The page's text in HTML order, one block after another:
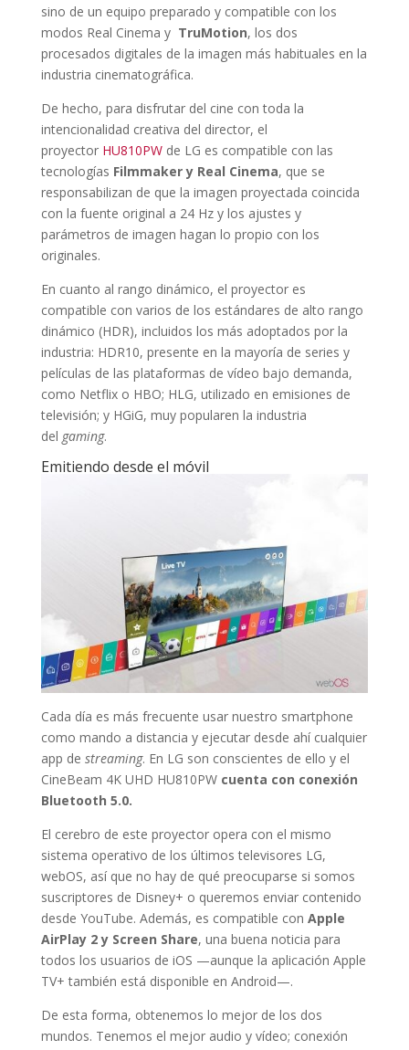
sino de un equipo preparado y compatible con los
modos Real Cinema y TruMotion, los dos
procesados digitales de la imagen más habituales en la
industria cinematográfica.
De hecho, para disfrutar del cine con toda la
intencionalidad creativa del director, el
proyector HU810PWde LG es compatible con las
tecnologías Filmmaker y Real Cinema, que se
responsabilizan de que la imagen proyectada coincida
con la fuente original a 24 Hz y los ajustes y
parámetros de imagen hagan lo propio con los
originales.
En cuanto al rango dinámico, el proyector es
compatible con varios de los estándares de alto rango
dinámico (HDR), incluidos los más adoptados por la
industria: HDR10, presente en la mayoría de series y
películas de las plataformas de vídeo bajo demanda,
como Netflix o HBO; HLG, utilizado en emisiones de
televisión; y HGiG, muy popularen la industria
del gaming.
Emitiendo desde el móvil
Cada día es más frecuente usar nuestro smartphone
como mando a distancia y ejecutar desde ahí cualquier
app de streaming. En LG son conscientes de ello y el
CineBeam 4K UHD HU810PW cuenta con conexión
Bluetooth 5.0.
El cerebro de este proyector opera con el mismo
sistema operativo de los últimos televisores LG,
webOS, así que no hay de qué preocuparse si somos
suscriptores de Disney+ o queremos enviar contenido
desde YouTube. Además, es compatible con Apple
AirPlay 2 y Screen Share, una buena noticia para
todos los usuarios de iOS —aunque la aplicación Apple
TV+ también está disponible en Android—.
De esta forma, obtenemos lo mejor de los dos
mundos. Tenemos el mejor audio y vídeo; conexión